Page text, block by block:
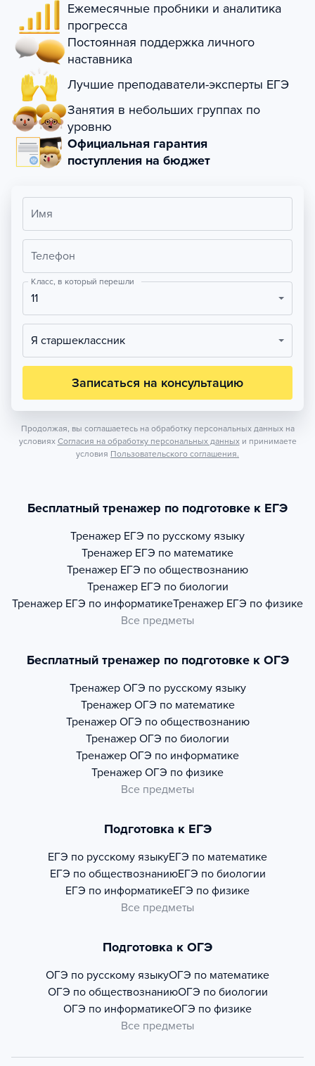
Ежемесячные пробники и аналитика
прогресса
Постоянная поддержка личного
наставника
Лучшие преподаватели-эксперты ЕГЭ
Занятия в небольших группах по
уровню
Официальная гарантия
поступления на бюджет
Имя
Телефон
Класс, в который перешли
11
Я старшеклассник
Записаться на консультацию
Продолжая, вы соглашаетесь на обработку персональных данных на
условиях Согласия на обработку персональных данных и принимаете
условия Пользовательского соглашения.
Бесплатный тренажер по подготовке к ЕГЭ
Тренажер ЕГЭ по русскому языку
Тренажер ЕГЭ по математике
Тренажер ЕГЭ по обществознанию
Тренажер ЕГЭ по биологии
Тренажер ЕГЭ по информатикеТренажер ЕГЭ по физике
Все предметы
Бесплатный тренажер по подготовке к ОГЭ
Тренажер ОГЭ по русскому языку
Тренажер ОГЭ по математике
Тренажер ОГЭ по обществознанию
Тренажер ОГЭ по биологии
Тренажер ОГЭ по информатике
Тренажер ОГЭ по физике
Все предметы
Подготовка к ЕГЭ
ЕГЭ по русскому языкуЕГЭ по математике
ЕГЭ по обществознаниюЕГЭ по биологии
ЕГЭ по информатикеЕГЭ по физике
Все предметы
Подготовка к ОГЭ
ОГЭ по русскому языкуОГЭ по математике
ОГЭ по обществознаниюОГЭ по биологии
ОГЭ по информатикеОГЭ по физике
Все предметы